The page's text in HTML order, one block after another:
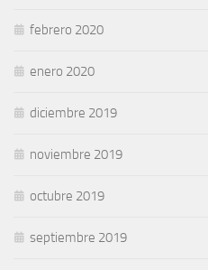
febrero 2020
enero 2020
diciembre 2019
noviembre 2019
octubre 2019
septiembre 2019